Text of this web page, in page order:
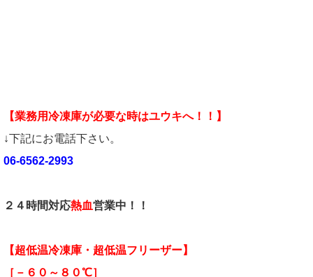
【業務用冷凍庫が必要な時はユウキへ！！】
↓下記にお電話下さい。
06-6562-2993
２４時間対応熱血営業中！！
【超低温冷凍庫・超低温フリーザー】
［－６０～８０℃］